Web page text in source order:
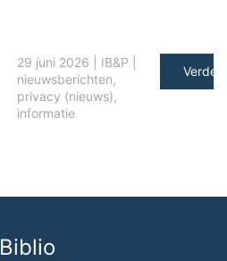
29 juni 2026 IB&P
nieuwsberichten,
privacy (nieuws),
informatie
Verder
Biblio